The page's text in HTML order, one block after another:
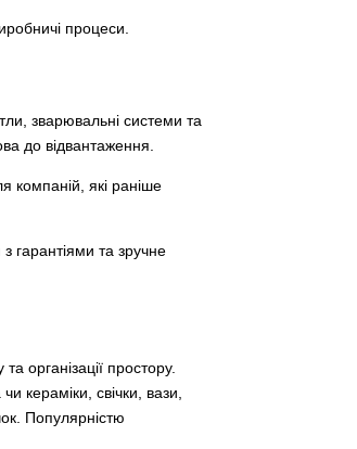
процеси.
зварювальні системи та
до відвантаження.
компаній, які раніше
гарантіями та зручне
організації простору.
кераміки, свічки, вази,
Популярністю